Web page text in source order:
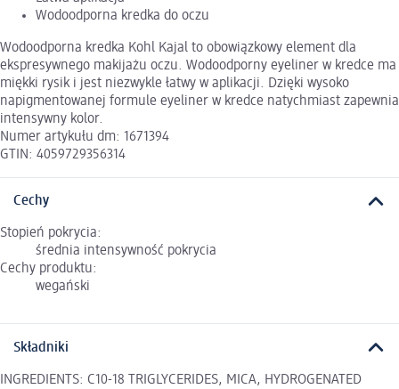
Wodoodporna kredka do oczu
Wodoodporna kredka Kohl Kajal to obowiązkowy element dla
ekspresywnego makijażu oczu. Wodoodporny eyeliner w kredce ma
miękki rysik i jest niezwykle łatwy w aplikacji. Dzięki wysoko
napigmentowanej formule eyeliner w kredce natychmiast zapewnia
intensywny kolor.
Numer artykułu dm: 1671394
GTIN: 4059729356314
Cechy
Stopień pokrycia:
średnia intensywność pokrycia
Cechy produktu:
wegański
Składniki
INGREDIENTS: C10-18 TRIGLYCERIDES, MICA, HYDROGENATED